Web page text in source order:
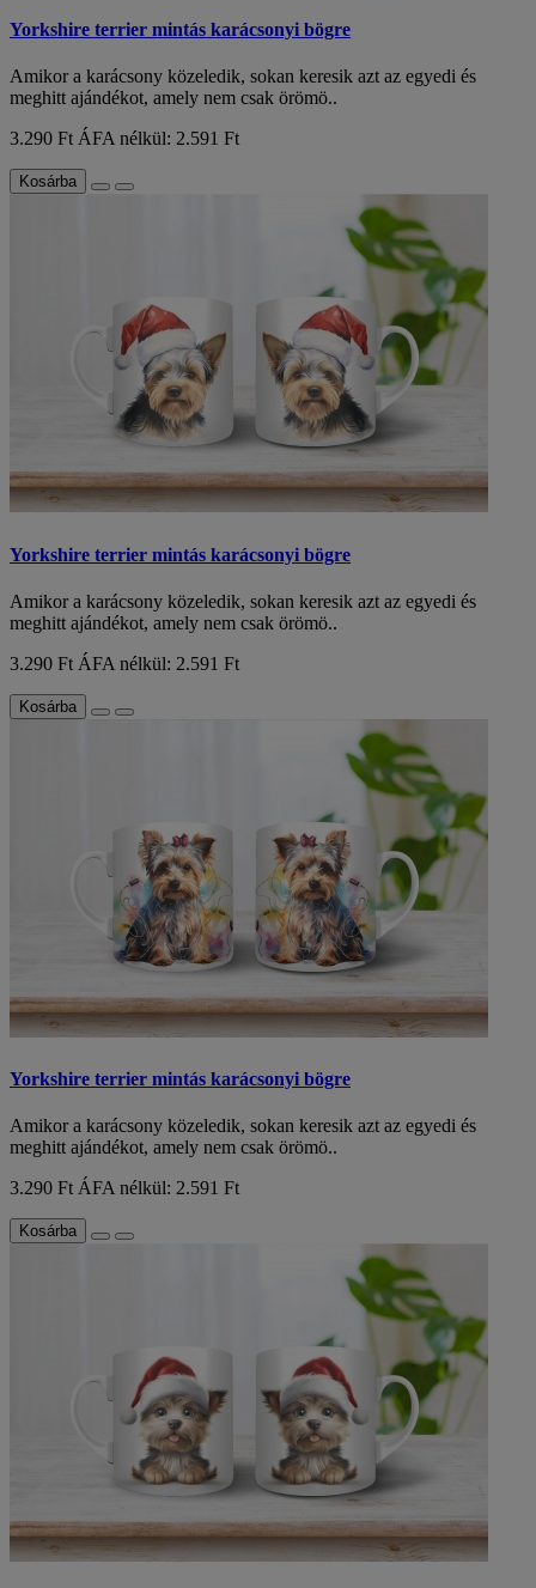
Yorkshire terrier mintás karácsonyi bögre
Amikor a karácsony közeledik, sokan keresik azt az egyedi és
meghitt ajándékot, amely nem csak örömö..
3.290 Ft ÁFA nélkül: 2.591 Ft
Kosárba
Yorkshire terrier mintás karácsonyi bögre
Amikor a karácsony közeledik, sokan keresik azt az egyedi és
meghitt ajándékot, amely nem csak örömö..
3.290 Ft ÁFA nélkül: 2.591 Ft
Kosárba
Yorkshire terrier mintás karácsonyi bögre
Amikor a karácsony közeledik, sokan keresik azt az egyedi és
meghitt ajándékot, amely nem csak örömö..
3.290 FtÁFA nélkül: 2.591 Ft
Kosárba